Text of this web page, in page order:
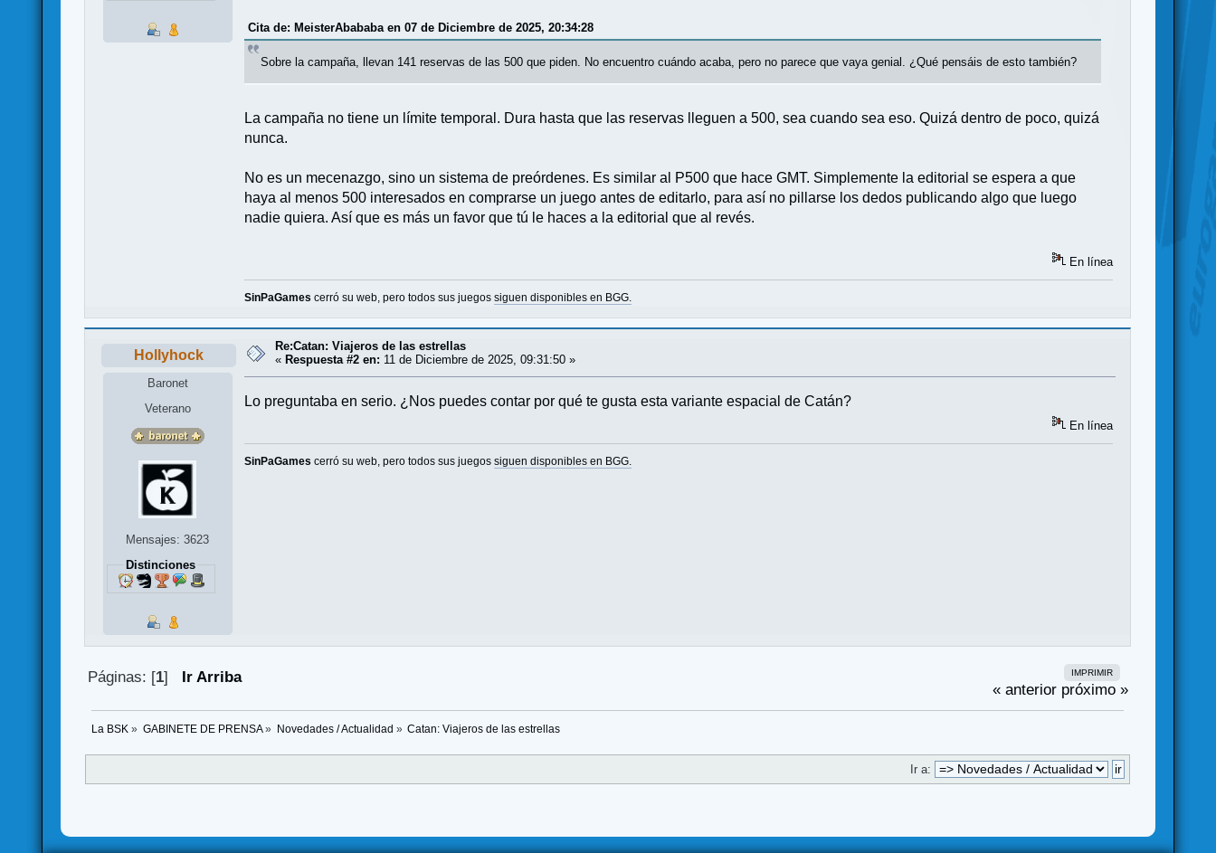
Cita de: MeisterAbababa en 07 de Diciembre de 2025, 20:34:28
Sobre la campaña, llevan 141 reservas de las 500 que piden. No encuentro cuándo acaba, pero no parece que vaya genial. ¿Qué pensáis de esto también?
La campaña no tiene un límite temporal. Dura hasta que las reservas lleguen a 500, sea cuando sea eso. Quizá dentro de poco, quizá
nunca.
No es un mecenazgo, sino un sistema de preórdenes. Es similar al P500 que hace GMT. Simplemente la editorial se espera a que
haya al menos 500 interesados en comprarse un juego antes de editarlo, para así no pillarse los dedos publicando algo que luego
nadie quiera. Así que es más un favor que tú le haces a la editorial que al revés.
En línea
SinPaGames cerró su web, pero todos sus juegossiguen disponibles en BGG.
Hollyhock
Baronet
Veterano
Mensajes: 3623
Distinciones
Re:Catan: Viajeros de las estrellas
«Respuesta #2 en: 11 de Diciembre de 2025, 09:31:50 »
Lo preguntaba en serio. ¿Nos puedes contar por qué te gusta esta variante espacial de Catán?
En línea
SinPaGames cerró su web, pero todos sus juegossiguen disponibles en BGG.
IMPRIMIR
Páginas: [1] Ir Arriba
« anterior próximo »
La BSK » GABINETE DE PRENSA» Novedades / Actualidad » Catan: Viajeros de las estrellas
Ir a: